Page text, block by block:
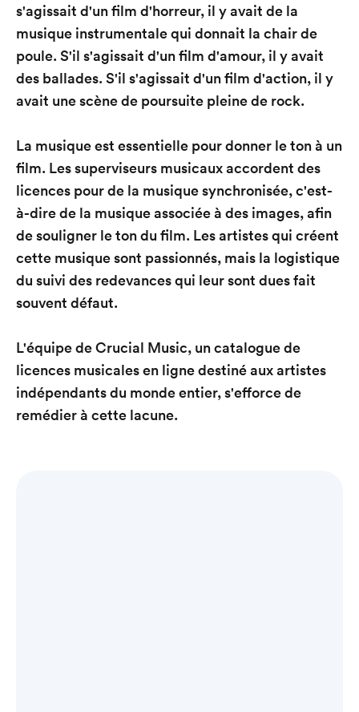
s'agissait d'un film d'horreur, il y avait de la
musique instrumentale qui donnait la chair de
poule. S'il s'agissait d'un film d'amour, il y avait
des ballades. S'il s'agissait d'un film d'action, il y
avait une scène de poursuite pleine de rock.
La musique est essentielle pour donner le ton à un
film. Les superviseurs musicaux accordent des
licences pour de la musique synchronisée, c'est-
à-dire de la musique associée à des images, afin
de souligner le ton du film. Les artistes qui créent
cette musique sont passionnés, mais la logistique
du suivi des redevances qui leur sont dues fait
souvent défaut.
L'équipe de Crucial Music, un catalogue de
licences musicales en ligne destiné aux artistes
indépendants du monde entier, s'efforce de
remédier à cette lacune.